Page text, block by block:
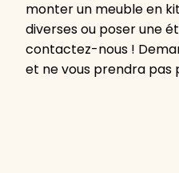
monter un meuble en
diverses ou poser une
contactez-nous !
et ne vous prendra pas